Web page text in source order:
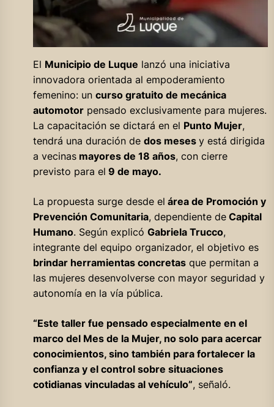
El Municipio de Luque lanzó una iniciativa
innovadora orientada al empoderamiento
femenino: un curso gratuito de mecánica
automotorpensado exclusivamente para mujeres.
La capacitación se dictará en el Punto Mujer,
tendrá una duración de dos meses y está dirigida
a vecinasmayores de 18 años, con cierre
previsto para el 9 de mayo.
La propuesta surge desde el área de Promoción y
Prevención Comunitaria, dependiente deCapital
Humano. Según explicó Gabriela Trucco,
integrante del equipo organizador, el objetivo es
brindar herramientas concretasque permitan a
las mujeres desenvolverse con mayor seguridad y
autonomía en la vía pública.
“Este taller fue pensado especialmente en el
marco del Mes de la Mujer, no solo para acercar
conocimientos, sino también para fortalecer la
confianza y el control sobre situaciones
cotidianas vinculadas al vehículo”, señaló.